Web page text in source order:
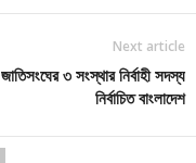
Next article
জাতিসংঘের ৩ সংস্থার নির্বাহী সদস্য
নির্বাচিত বাংলাদেশ